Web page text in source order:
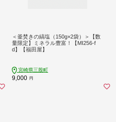
＜釜焚きの縞塩（150g×2袋）＞【数
量限定】ミネラル豊富！【MI256-f
d】【福田屋】
宮崎県三股町
9,000 円